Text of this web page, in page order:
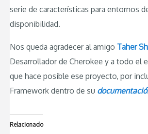
serie de características para entornos
disponibilidad.
Nos queda agradecer al amigo Taher
Desarrollador de Cherokee y a todo el
que hace posible ese proyecto, por
Framework dentro de su
Relacionado